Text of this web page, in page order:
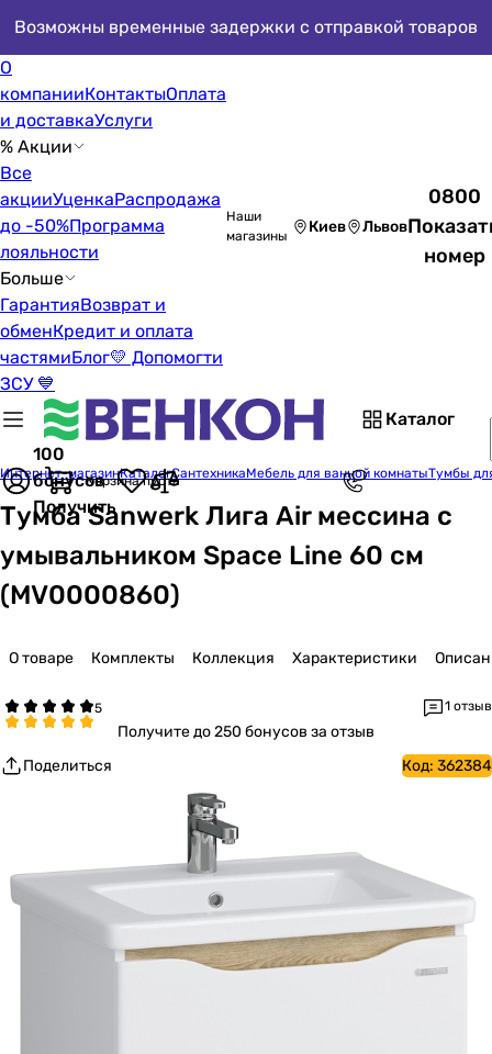
Возможны временные задержки с отправкой товаров
О
компанииКонтактыОплата
и доставкаУслуги
% Акции
Все
акцииУценкаРаспродажа
до -50%Программа
лояльности
Больше
ГарантияВозврат и
обменКредит и оплата
частямиБлог💛 Допомогти
ЗСУ 💙
Наши
магазины
Киев Львов
0800
номер
Каталог
100
бонусов
Получить
Корзина пуста
Интернет-магазинКаталогСантехникаМебель для ванной комнатыТумбы
Тумба Sanwerk Лига Air мессина с
умывальником Space Line 60 см
(MV0000860)
О товаре Комплекты Коллекция Характеристики
1 отзыв
Получитедо 250 бонусов за отзыв
Поделиться
Код: 362384